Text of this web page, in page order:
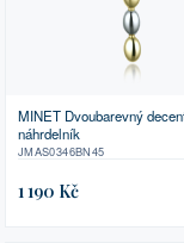
MINET Dvoubarevný
náhrdelník
JMAS0346BN45
1 190 Kč